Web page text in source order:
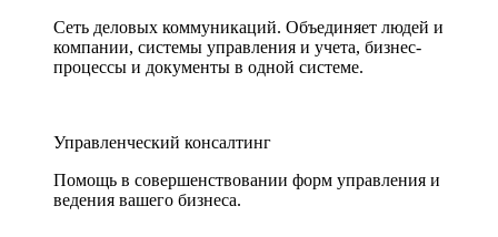
Сеть деловых коммуникаций. Объединяет людей и
компании, системы управления и учета, бизнес-
процессы и документы в одной системе.
Управленческий консалтинг
Помощь в совершенствовании форм управления и
ведения вашего бизнеса.